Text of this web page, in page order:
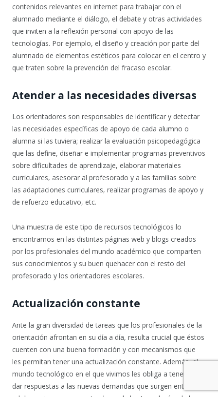
contenidos relevantes en internet para trabajar con el
alumnado mediante el diálogo, el debate y otras actividades
que inviten a la reflexión personal con apoyo de las
tecnologías. Por ejemplo, el diseño y creación por parte del
alumnado de elementos estéticos para colocar en el centro y
que traten sobre la prevención del fracaso escolar.
Atender a las necesidades diversas
Los orientadores son responsables de identificar y detectar
las necesidades específicas de apoyo de cada alumno o
alumna si las tuviera; realizar la evaluación psicopedagógica
que las define, diseñar e implementar programas preventivos
sobre dificultades de aprendizaje, elaborar materiales
curriculares, asesorar al profesorado y a las familias sobre
las adaptaciones curriculares, realizar programas de apoyo y
de refuerzo educativo, etc.
Una muestra de este tipo de recursos tecnológicos lo
encontramos en las distintas páginas web y blogs creados
por los profesionales del mundo académico que comparten
sus conocimientos y su buen quehacer con el resto del
profesorado y los orientadores escolares.
Actualización constante
Ante la gran diversidad de tareas que los profesionales de la
orientación afrontan en su día a día, resulta crucial que éstos
cuenten con una buena formación y con mecanismos que
les permitan tener una actualización constante. Además, el
mundo tecnológico en el que vivimos les obliga a tener que
dar respuestas a las nuevas demandas que surgen entre los